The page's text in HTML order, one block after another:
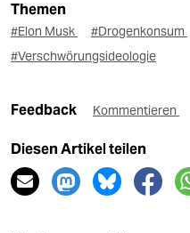
Themen
#Elon Musk #Drogenkonsum
#Verschwörungsideologie
Feedback Kommentieren
Diesen Artikel teilen